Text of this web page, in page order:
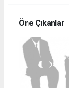
Öne Çıkanlar